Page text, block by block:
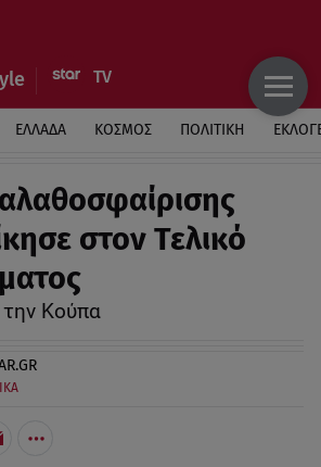
ΕΛΛΑΔΑ ΚΟΣΜΟΣ ΠΟΛΙΤΙΚΗ
στον Τελικό
Κούπα